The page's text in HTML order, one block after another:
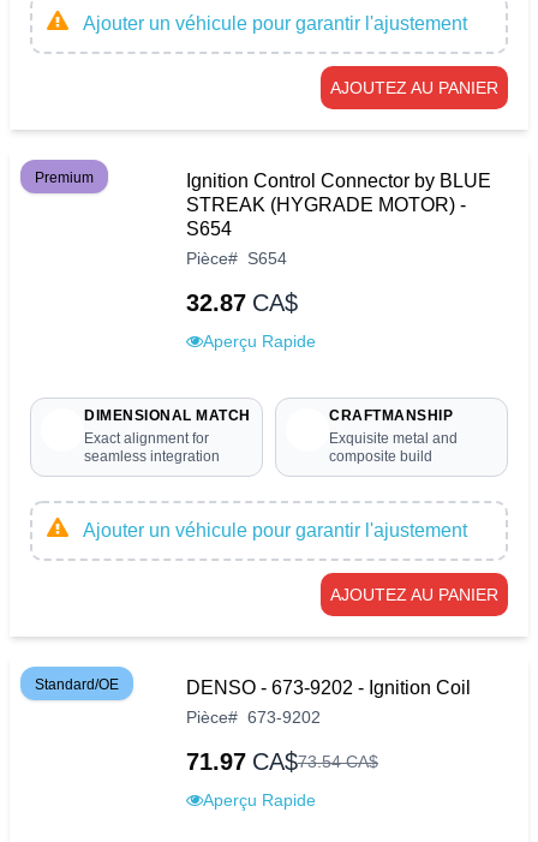
Ajouter un véhicule pour garantir l'ajustement
AJOUTEZ AU PANIER
Premium
Ignition Control Connector by BLUE
STREAK (HYGRADE MOTOR) -
S654
Pièce# S654
32.87 CA$
Aperçu Rapide
DIMENSIONAL MATCH
Exact alignment for
seamless integration
CRAFTMANSHIP
Exquisite metal and
composite build
Ajouter un véhicule pour garantir l'ajustement
AJOUTEZ AU PANIER
Standard/OE DENSO - 673-9202 - Ignition Coil
Pièce# 673-9202
71.97 CA$73.54CA$
Aperçu Rapide